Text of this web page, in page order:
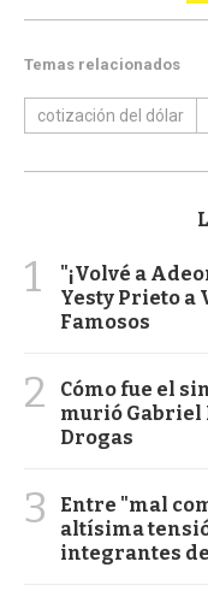
Temas relacionados
cotización del dólar
1
"¡Volvé a
Yesty Prieto a
Famosos
2
Cómo fue el
murió Gabriel
Drogas
3
Entre "mal
altísima
integrantes